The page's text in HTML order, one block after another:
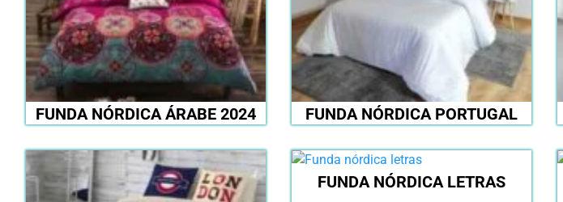
FUNDA NÓRDICA ÁRABE 2024 FUNDA NÓRDICA PORTUGAL
FUNDA NÓRDICA LETRAS